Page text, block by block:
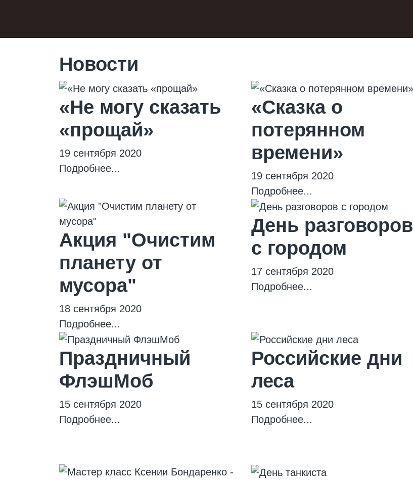
Новости
«Не могу сказать
«прощай»
19 сентября 2020
Подробнее...
«Сказка о
потерянном
времени»
19 сентября 2020
Подробнее...
Акция "Очистим
планету от
мусора"
18 сентября 2020
Подробнее...
День разговоров
с городом
17 сентября 2020
Подробнее...
Праздничный
ФлэшМоб
15 сентября 2020
Подробнее...
Российские дни
леса
15 сентября 2020
Подробнее...